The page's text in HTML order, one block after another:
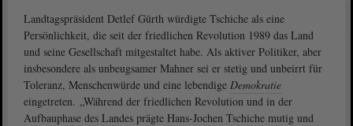
Landtagspräsident Detlef Gürth würdigte Tschiche als eine
Persönlichkeit, die seit der friedlichen Revolution 1989 das Land
und seine Gesellschaft mitgestaltet habe. Als aktiver Politiker, aber
insbesondere als unbeugsamer Mahner sei er stetig und unbeirrt für
Toleranz, Menschenwürde und eine lebendige Demokratie
eingetreten. „Während der friedlichen Revolution und in der
Aufbauphase des Landes prägte Hans-Jochen Tschiche mutig und